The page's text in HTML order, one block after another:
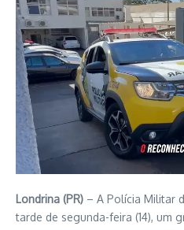
Londrina (PR) – A Polícia Militar
tarde de segunda-feira (14), um